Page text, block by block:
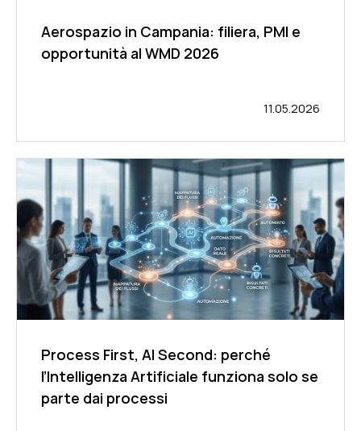
Aerospazio in Campania: filiera, PMI e
opportunità al WMD 2026
11.05.2026
Process First, AI Second: perché
l’Intelligenza Artificiale funziona solo se
parte dai processi